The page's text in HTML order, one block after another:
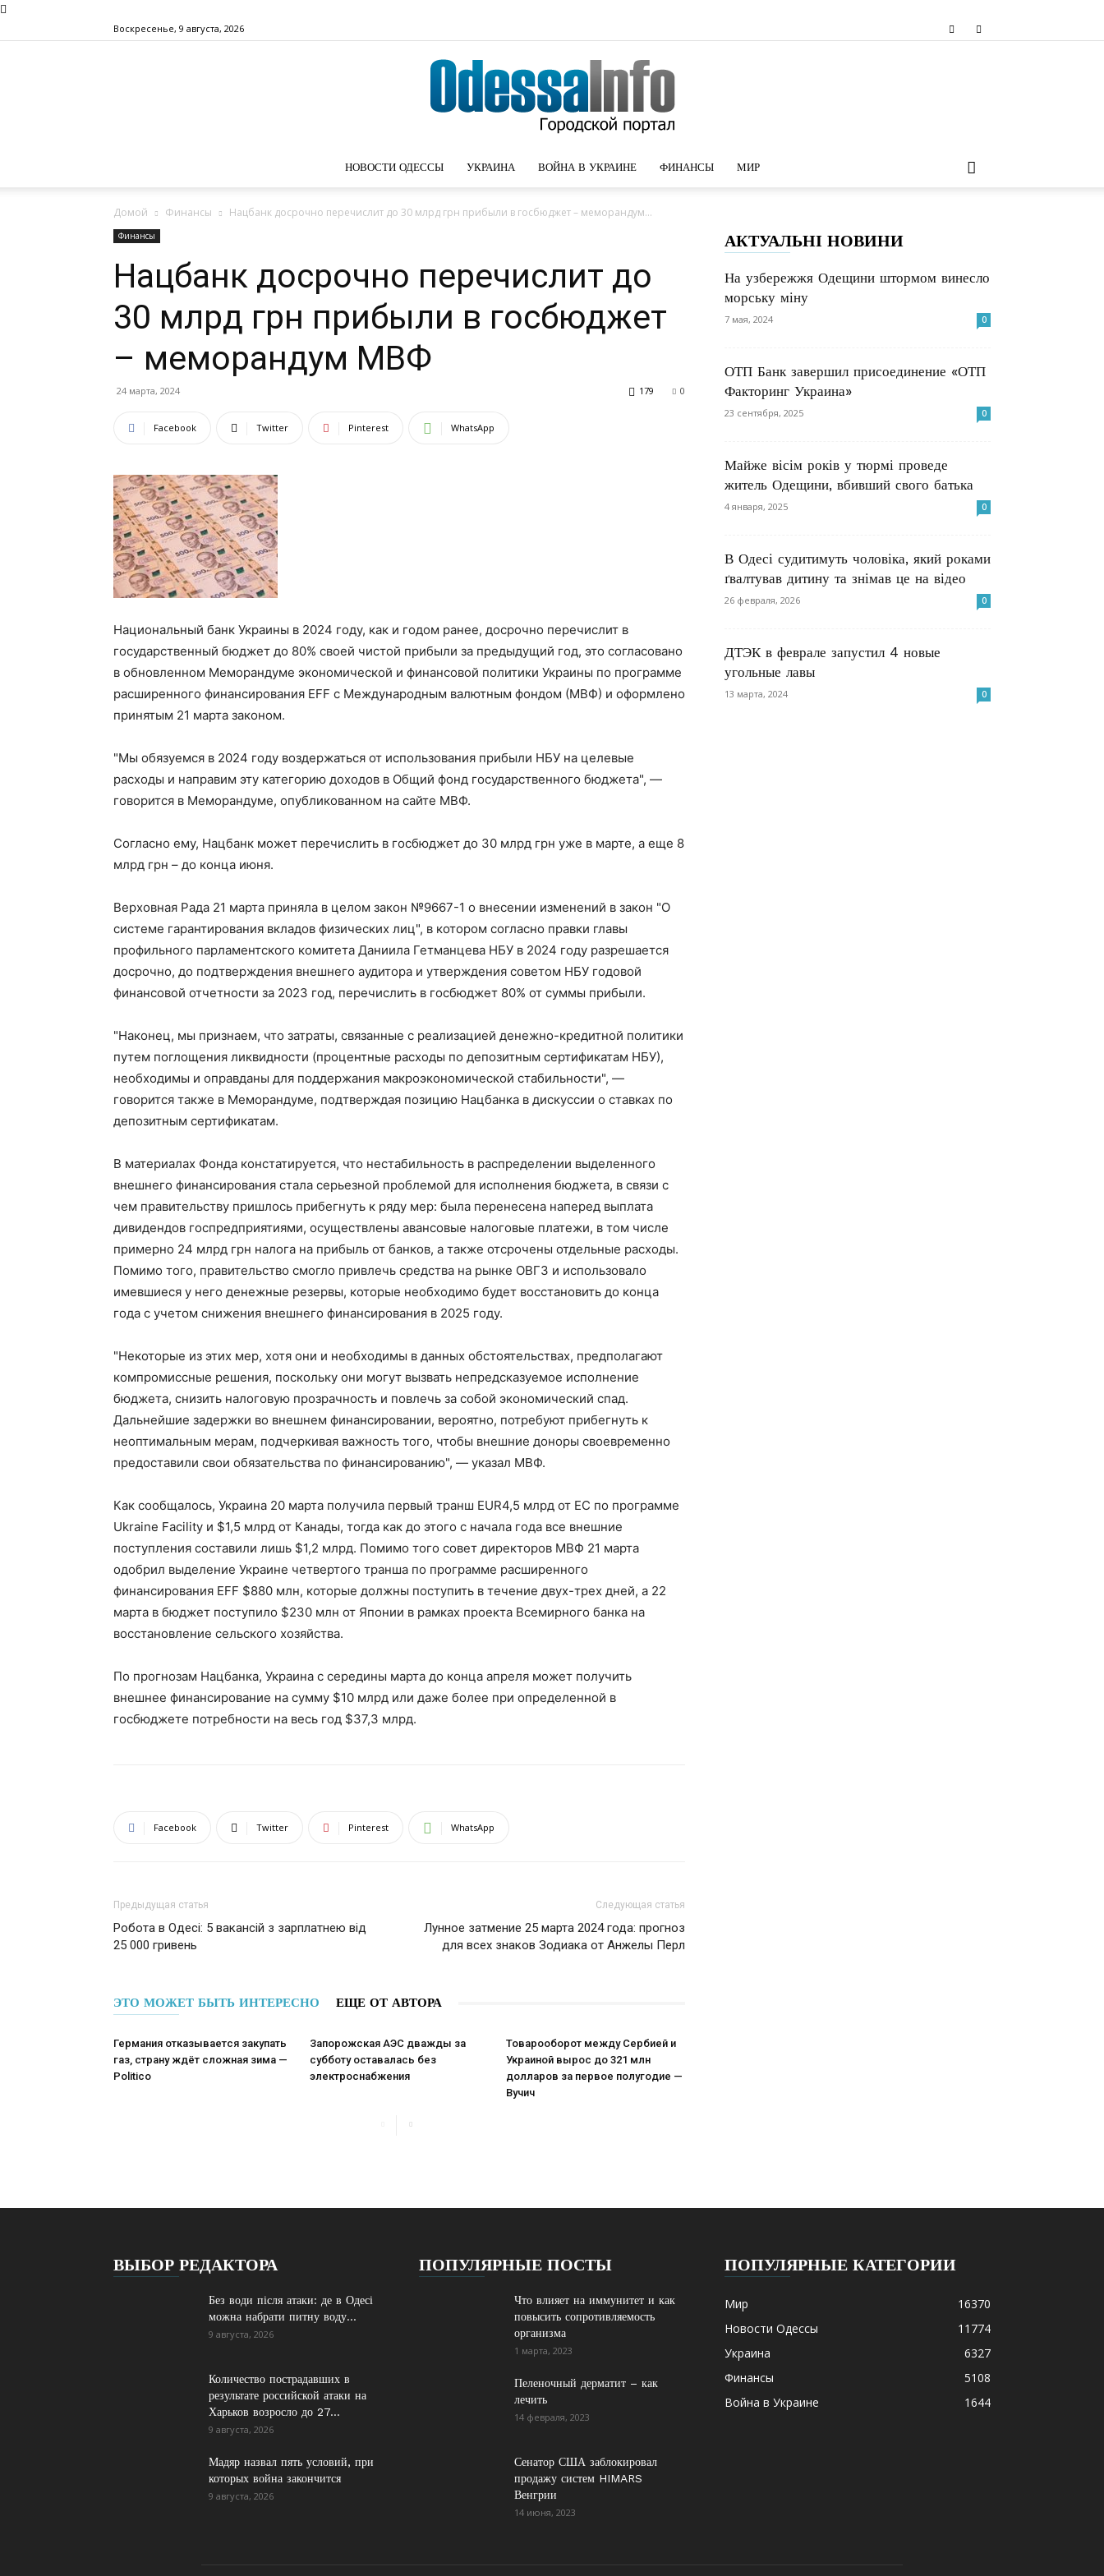
Воскресенье, 9 августа, 2026
НОВОСТИ ОДЕССЫ УКРАИНА ВОЙНА В УКРАИНЕ ФИНАНСЫ МИР
Домой Финансы Нацбанк досрочно перечислит до 30 млрд грн прибыли в госбюджет – меморандум...
Финансы
Нацбанк досрочно перечислит до
30 млрд грн прибыли в госбюджет
– меморандум МВФ
24 марта, 2024 0
179
Facebook Twitter Pinterest WhatsApp
Национальный банк Украины в 2024 году, как и годом ранее, досрочно перечислит в
государственный бюджет до 80% своей чистой прибыли за предыдущий год, это согласовано
в обновленном Меморандуме экономической и финансовой политики Украины по программе
расширенного финансирования EFF с Международным валютным фондом (МВФ) и оформлено
принятым 21 марта законом.
"Мы обязуемся в 2024 году воздержаться от использования прибыли НБУ на целевые
расходы и направим эту категорию доходов в Общий фонд государственного бюджета", —
говорится в Меморандуме, опубликованном на сайте МВФ.
Согласно ему, Нацбанк может перечислить в госбюджет до 30 млрд грн уже в марте, а еще 8
млрд грн – до конца июня.
Верховная Рада 21 марта приняла в целом закон №9667-1 о внесении изменений в закон "О
системе гарантирования вкладов физических лиц", в котором согласно правки главы
профильного парламентского комитета Даниила Гетманцева НБУ в 2024 году разрешается
досрочно, до подтверждения внешнего аудитора и утверждения советом НБУ годовой
финансовой отчетности за 2023 год, перечислить в госбюджет 80% от суммы прибыли.
"Наконец, мы признаем, что затраты, связанные с реализацией денежно-кредитной политики
путем поглощения ликвидности (процентные расходы по депозитным сертификатам НБУ),
необходимы и оправданы для поддержания макроэкономической стабильности", —
говорится также в Меморандуме, подтверждая позицию Нацбанка в дискуссии о ставках по
депозитным сертификатам.
В материалах Фонда констатируется, что нестабильность в распределении выделенного
внешнего финансирования стала серьезной проблемой для исполнения бюджета, в связи с
чем правительству пришлось прибегнуть к ряду мер: была перенесена наперед выплата
дивидендов госпредприятиями, осуществлены авансовые налоговые платежи, в том числе
примерно 24 млрд грн налога на прибыль от банков, а также отсрочены отдельные расходы.
Помимо того, правительство смогло привлечь средства на рынке ОВГЗ и использовало
имевшиеся у него денежные резервы, которые необходимо будет восстановить до конца
года с учетом снижения внешнего финансирования в 2025 году.
"Некоторые из этих мер, хотя они и необходимы в данных обстоятельствах, предполагают
компромиссные решения, поскольку они могут вызвать непредсказуемое исполнение
бюджета, снизить налоговую прозрачность и повлечь за собой экономический спад.
Дальнейшие задержки во внешнем финансировании, вероятно, потребуют прибегнуть к
неоптимальным мерам, подчеркивая важность того, чтобы внешние доноры своевременно
предоставили свои обязательства по финансированию", — указал МВФ.
Как сообщалось, Украина 20 марта получила первый транш EUR4,5 млрд от ЕС по программе
Ukraine Facility и $1,5 млрд от Канады, тогда как до этого с начала года все внешние
поступления составили лишь $1,2 млрд. Помимо того совет директоров МВФ 21 марта
одобрил выделение Украине четвертого транша по программе расширенного
финансирования EFF $880 млн, которые должны поступить в течение двух-трех дней, а 22
марта в бюджет поступило $230 млн от Японии в рамках проекта Всемирного банка на
восстановление сельского хозяйства.
По прогнозам Нацбанка, Украина с середины марта до конца апреля может получить
внешнее финансирование на сумму $10 млрд или даже более при определенной в
госбюджете потребности на весь год $37,3 млрд.
Facebook Twitter Pinterest WhatsApp
Предыдущая статья
Робота в Одесі: 5 вакансій з зарплатнею від
25 000 гривень
Следующая статья
Лунное затмение 25 марта 2024 года: прогноз
для всех знаков Зодиака от Анжелы Перл
ЭТО МОЖЕТ БЫТЬ ИНТЕРЕСНО ЕЩЕ ОТ АВТОРА
Германия отказывается закупать
газ, страну ждёт сложная зима —
Politico
Запорожская АЭС дважды за
субботу оставалась без
электроснабжения
Товарооборот между Сербией и
Украиной вырос до 321 млн
долларов за первое полугодие —
Вучич
АКТУАЛЬНІ НОВИНИ
На узбережжя Одещини штормом винесло
морську міну
7 мая, 2024 0
ОТП Банк завершил присоединение «ОТП
Факторинг Украина»
23 сентября, 2025 0
Майже вісім років у тюрмі проведе
житель Одещини, вбивший свого батька
4 января, 2025 0
В Одесі судитимуть чоловіка, який роками
ґвалтував дитину та знімав це на відео
26 февраля, 2026 0
ДТЭК в феврале запустил 4 новые
угольные лавы
13 марта, 2024 0
ВЫБОР РЕДАКТОРА
Без води після атаки: де в Одесі
можна набрати питну воду...
9 августа, 2026
Количество пострадавших в
результате российской атаки на
Харьков возросло до 27...
9 августа, 2026
Мадяр назвал пять условий, при
которых война закончится
9 августа, 2026
ПОПУЛЯРНЫЕ ПОСТЫ
Что влияет на иммунитет и как
повысить сопротивляемость
организма
1 марта, 2023
Пеленочный дерматит – как
лечить
14 февраля, 2023
Сенатор США заблокировал
продажу систем HIMARS
Венгрии
14 июня, 2023
ПОПУЛЯРНЫЕ КАТЕГОРИИ
Мир
16370
Новости Одессы
11774
Украина
6327
Финансы
5108
Война в Украине
1644